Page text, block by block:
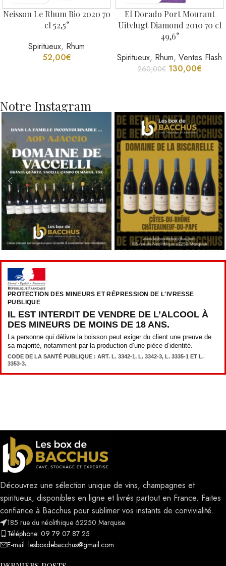
Neisson Le Rhum Bio 2020 70
cl 52,5°
Spiritueux, Rhum
52,00€
El Dorado Port Mourant
Uitvlugt Diamond 2010 70 cl
49,6°
Spiritueux, Rhum, Ventes Flash
260,00€ 130,00€
Notre Instagram
PROTECTION DES MINEURS ET RÉPRESSION DE L'IVRESSE
PUBLIQUE
IL EST INTERDIT DE VENDRE DE L’ALCOOL À
DES MINEURS DE MOINS DE 18 ANS.
La personne qui délivre la boisson peut exiger du client une preuve de
sa majorité, notamment par la production d’une pièce d’identité.
CODE DE LA SANTÉ PUBLIQUE : ART. L. 3342-1, L. 3342-3, L. 3335-1 ET L.
3353-3.
Découvrez une sélection unique de vins, champagnes et
spiritueux, disponibles en ligne et livrés partout en France. Faites
confiance à Bacchus pour sublimer vos instants de convivialité.
185 rue du néolithique 62250 Marquise
Téléphone: 09 79 07 87 25
E-mail: lesboxdebacchus@gmail.com